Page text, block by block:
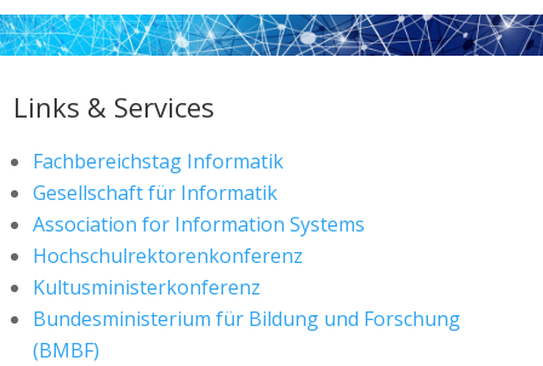
Links & Services
Fachbereichstag Informatik
Gesellschaft für Informatik
Association for Information Systems
Hochschulrektorenkonferenz
Kultusministerkonferenz
Bundesministerium für Bildung und Forschung
(BMBF)